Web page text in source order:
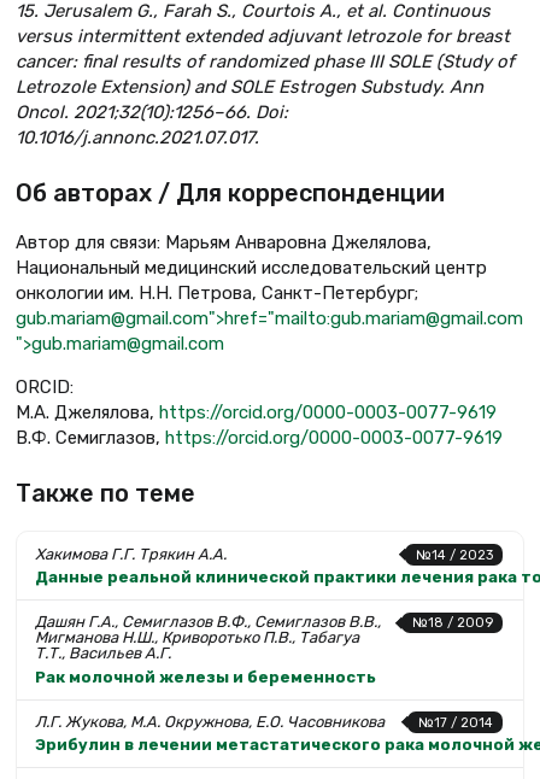
15. Jerusalem G., Farah S., Courtois A., et al. Continuous
versus intermittent extended adjuvant letrozole for breast
cancer: final results of randomized phase III SOLE (Study of
Letrozole Extension) and SOLE Estrogen Substudy. Ann
Oncol. 2021;32(10):1256–66. Doi:
10.1016/j.annonc.2021.07.017.
Об авторах / Для корреспонденции
Автор для связи: Марьям Анваровна Джелялова,
Национальный медицинский исследовательский центр
онкологии им. Н.Н. Петрова, Санкт-Петербург;
gub.mariam@gmail.com">href="mailto:gub.mariam@gmail.com
">gub.mariam@gmail.com
ORCID:
М.А. Джелялова, https://orcid.org/0000-0003-0077-9619
В.Ф. Семиглазов, https://orcid.org/0000-0003-0077-9619
Также по теме
№14 / 2023
Хакимова Г.Г. Трякин А.А.
Данные реальной клинической практики лечения рака
№18 / 2009
Дашян Г.А., Семиглазов В.Ф., Семиглазов В.В.,
Мигманова Н.Ш., Криворотько П.В., Табагуа
Т.Т., Васильев А.Г.
Рак молочной железы и беременность
№17 / 2014
Л.Г. Жукова, М.А. Окружнова, Е.О. Часовникова
Эрибулин в лечении метастатического рака молочной